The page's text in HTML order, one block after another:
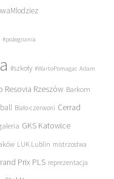
#pożegnania
#szkoły #WartoPomagac Adam
Resovia Rzeszów Barkom
Biało-czerwoni Cerrad
GKS Katowice
LUK Lublin mistrzostwa
Prix PLS reprezentacja